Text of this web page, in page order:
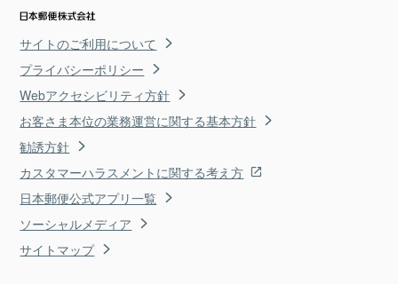
サイトのご利用について
プライバシーポリシー
Webアクセシビリティ方針
お客さま本位の業務運営に関する基本方針
勧誘方針
カスタマーハラスメントに関する考え方
日本郵便公式アプリ一覧
ソーシャルメディア
サイトマップ